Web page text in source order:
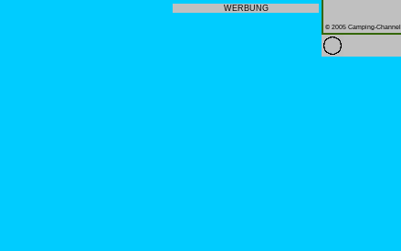
WERBUNG
© 2005 Camping-Channel